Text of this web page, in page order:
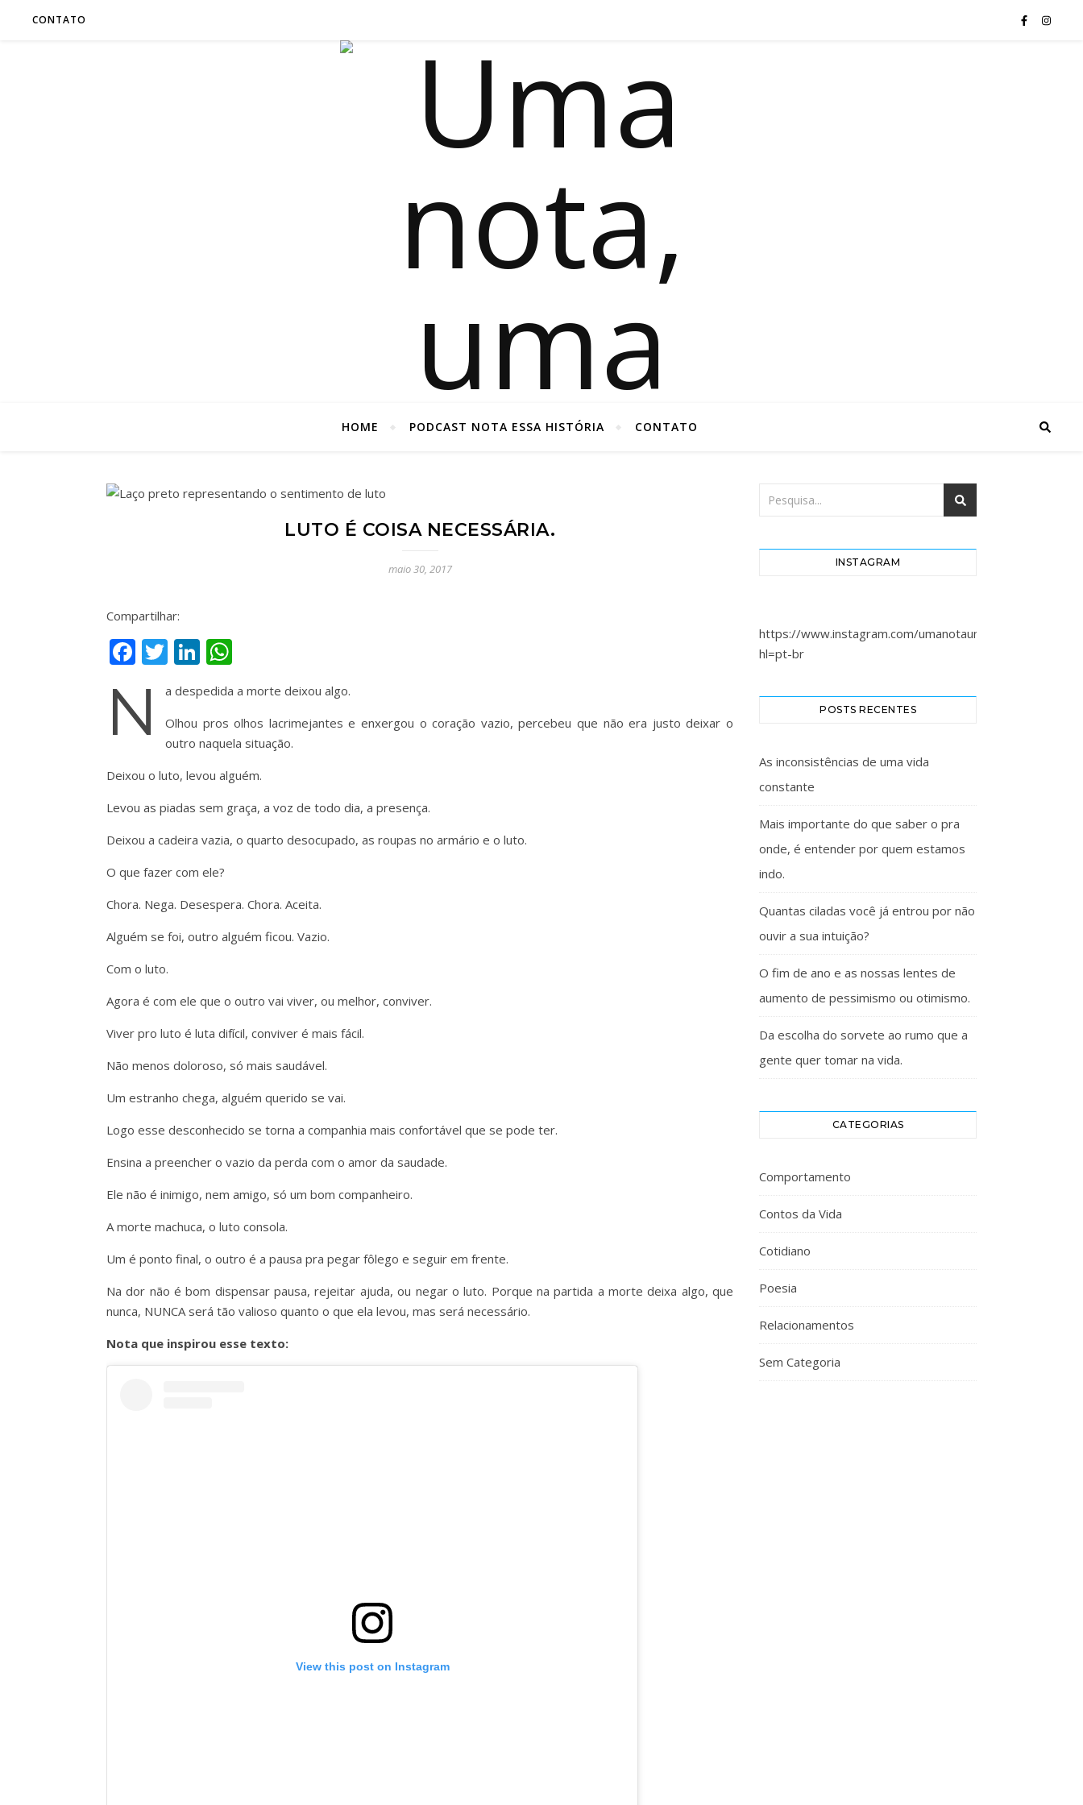
CONTATO
HOME PODCAST NOTA ESSA HISTÓRIA CONTATO
LUTO É COISA NECESSÁRIA.
maio 30, 2017
Compartilhar:
Facebook
TwitterLinkedIn
N
a despedida a morte deixou algo.
Olhou pros olhos lacrimejantes e enxergou o coração vazio, percebeu que não era justo deixar o
outro naquela situação.
Deixou o luto, levou alguém.
Levou as piadas sem graça, a voz de todo dia, a presença.
Deixou a cadeira vazia, o quarto desocupado, as roupas no armário e o luto.
O que fazer com ele?
Chora. Nega. Desespera. Chora. Aceita.
Alguém se foi, outro alguém ficou. Vazio.
Com o luto.
Agora é com ele que o outro vai viver, ou melhor, conviver.
Viver pro luto é luta difícil, conviver é mais fácil.
Não menos doloroso, só mais saudável.
Um estranho chega, alguém querido se vai.
Logo esse desconhecido se torna a companhia mais confortável que se pode ter.
Ensina a preencher o vazio da perda com o amor da saudade.
Ele não é inimigo, nem amigo, só um bom companheiro.
A morte machuca, o luto consola.
Um é ponto final, o outro é a pausa pra pegar fôlego e seguir em frente.
Na dor não é bom dispensar pausa, rejeitar ajuda, ou negar o luto. Porque na partida a morte deixa algo, que
nunca, NUNCA será tão valioso quanto o que ela levou, mas será necessário.
Nota que inspirou esse texto:
View this post on Instagram
INSTAGRAM
https://www.instagram.com/umanotaumahistoria/?
hl=pt-br
POSTS RECENTES
As inconsistências de uma vida
constante
Mais importante do que saber o pra
onde, é entender por quem estamos
indo.
Quantas ciladas você já entrou por não
ouvir a sua intuição?
O fim de ano e as nossas lentes de
aumento de pessimismo ou otimismo.
Da escolha do sorvete ao rumo que a
gente quer tomar na vida.
CATEGORIAS
Comportamento
Contos da Vida
Cotidiano
Poesia
Relacionamentos
Sem Categoria